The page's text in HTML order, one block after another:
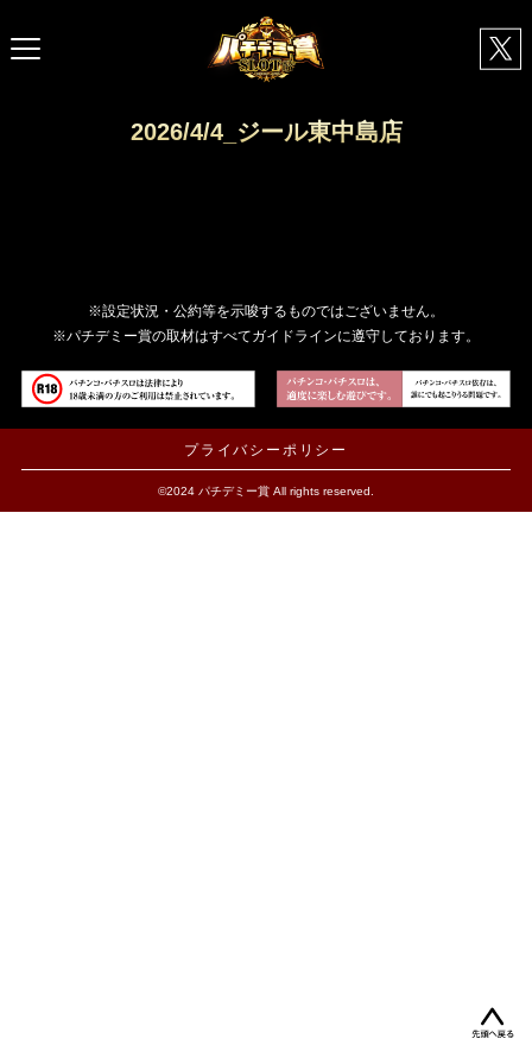
2026/4/4_ジール東中島店
※設定状況・公約等を示唆するものではございません。
※パチデミー賞の取材はすべてガイドラインに遵守しております。
プライバシーポリシー
©2024 パチデミー賞 All rights reserved.